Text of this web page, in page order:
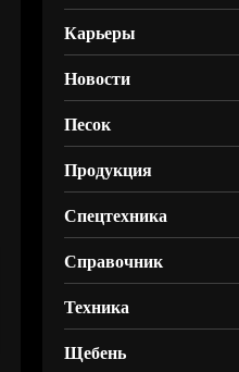
Карьеры
Новости
Песок
Продукция
Спецтехника
Справочник
Техника
Щебень